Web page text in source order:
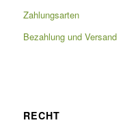
Zahlungsarten
Bezahlung und Versand
RECHT